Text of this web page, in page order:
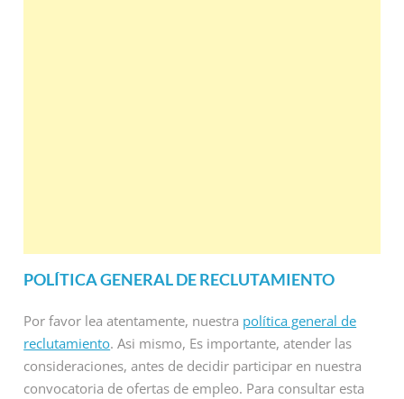
POLÍTICA GENERAL DE RECLUTAMIENTO
Por favor lea atentamente, nuestra política general de
reclutamiento. Asi mismo, Es importante, atender las
consideraciones, antes de decidir participar en nuestra
convocatoria de ofertas de empleo. Para consultar esta